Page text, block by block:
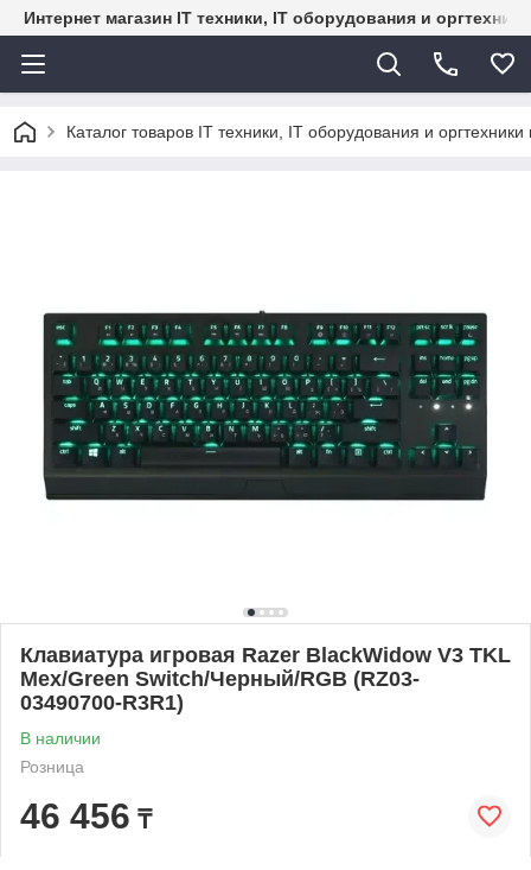
Интернет магазин IT техники, IT оборудования и
Каталог товаров IT техники, IT оборудования и
Клавиатура игровая Razer BlackWidow V3 TKL
Мех/Green Switch/Черный/RGB (RZ03-
03490700-R3R1)
В наличии
Розница
46 456 ₸